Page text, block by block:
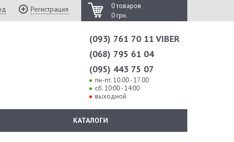
0 товаров
0 грн.
Регистрация
(093) 761 70 11 VIBER
(068) 795 61 04
(095) 443 75 07
пн-пт. 10.00 - 17.00
сб. 10:00 - 14:00
выходной
КАТАЛОГИ